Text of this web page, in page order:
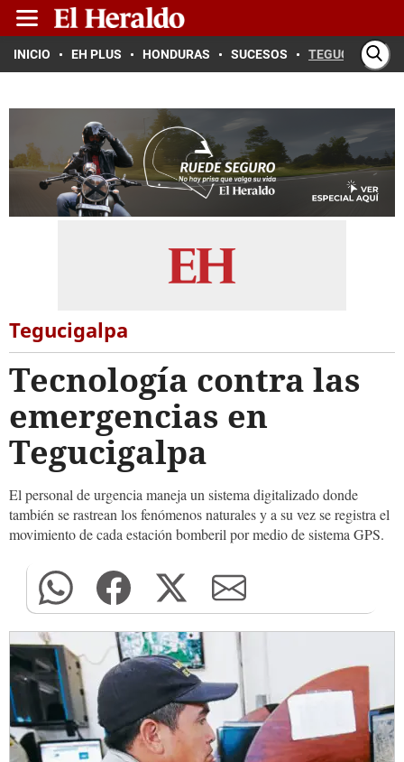
INICIO EH PLUS HONDURAS SUCESOS TEGUCIGALPA
Tegucigalpa
Tecnología contra las
emergencias en
Tegucigalpa
El personal de urgencia maneja un sistema digitalizado donde
también se rastrean los fenómenos naturales y a su vez se registra el
movimiento de cada estación bomberil por medio de sistema GPS.